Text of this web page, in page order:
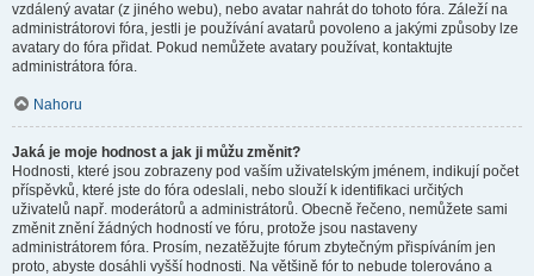
vzdálený avatar (z jiného webu), nebo avatar nahrát do tohoto fóra. Záleží na
administrátorovi fóra, jestli je používání avatarů povoleno a jakými způsoby lze
avatary do fóra přidat. Pokud nemůžete avatary používat, kontaktujte
administrátora fóra.
Nahoru
Jaká je moje hodnost a jak ji můžu změnit?
Hodnosti, které jsou zobrazeny pod vaším uživatelským jménem, indikují počet
příspěvků, které jste do fóra odeslali, nebo slouží k identifikaci určitých
uživatelů např. moderátorů a administrátorů. Obecně řečeno, nemůžete sami
změnit znění žádných hodností ve fóru, protože jsou nastaveny
administrátorem fóra. Prosím, nezatěžujte fórum zbytečným přispíváním jen
proto, abyste dosáhli vyšší hodnosti. Na většině fór to nebude tolerováno a